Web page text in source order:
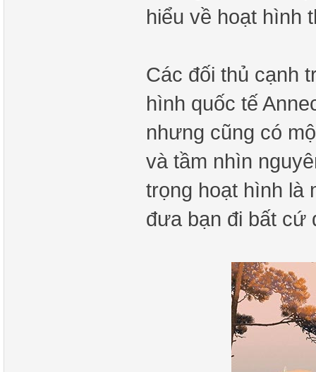
hiểu về hoạt hình
Các đối thủ cạnh
hình quốc tế
nhưng cũng có
và tầm nhìn
trọng hoạt hình là
đưa bạn đi bất cứ